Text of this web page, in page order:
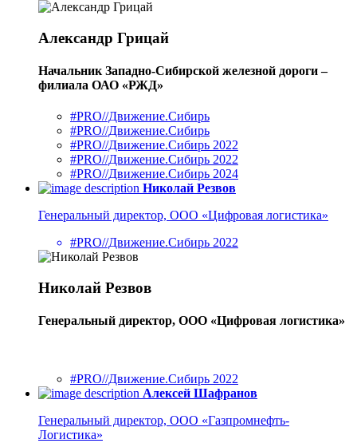
Александр Грицай
Начальник Западно-Сибирской железной дороги –
филиала ОАО «РЖД»
#PRO//Движение.Сибирь
#PRO//Движение.Сибирь
#PRO//Движение.Сибирь 2022
#PRO//Движение.Сибирь 2022
#PRO//Движение.Сибирь 2024
Николай Резвов
Генеральный директор, ООО «Цифровая логистика»
#PRO//Движение.Сибирь 2022
Николай Резвов
Генеральный директор, ООО «Цифровая логистика»
#PRO//Движение.Сибирь 2022
Алексей Шафранов
Генеральный директор, ООО «Газпромнефть-
Логистика»